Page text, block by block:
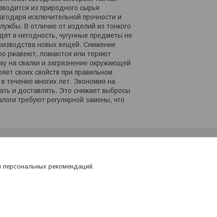
из природного сырья
исключительной прочности и
В отличие от изделий из тонкого
в негодность, чугунные предметы не
новых вещей. Снижение
ржавеют, ломаются или теряют
на свалки и загрязнение окружающей
своих свойств при правильном
течение многих лет. Экономия на
и доставлять. Это снижает выбросы
требуют регулярной замены, что
рекомендаций.